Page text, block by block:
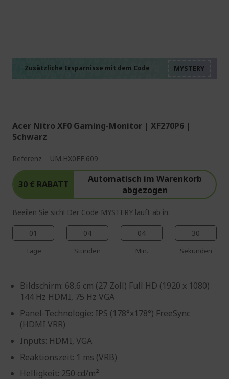
Zusätzliche Ersparnisse mit dem Code
Acer Nitro XF0 Gaming-Monitor | XF270P6 |
Schwarz
Referenz UM.HX0EE.609
30 € RABATT
Automatisch im Warenkorb
abgezogen
Beeilen Sie sich! Der Code MYSTERY läuft ab in:
01
Tage
04
Stunden
04
Min.
29
Sekunden
Bildschirm: 68,6 cm (27 Zoll) Full HD (1920 x 1080)
144 Hz HDMI, 75 Hz VGA
Panel-Technologie: IPS (178°x178°) FreeSync
(HDMI VRR)
Inputs: HDMI, VGA
Reaktionszeit: 1 ms (VRB)
Helligkeit: 250 cd/m²